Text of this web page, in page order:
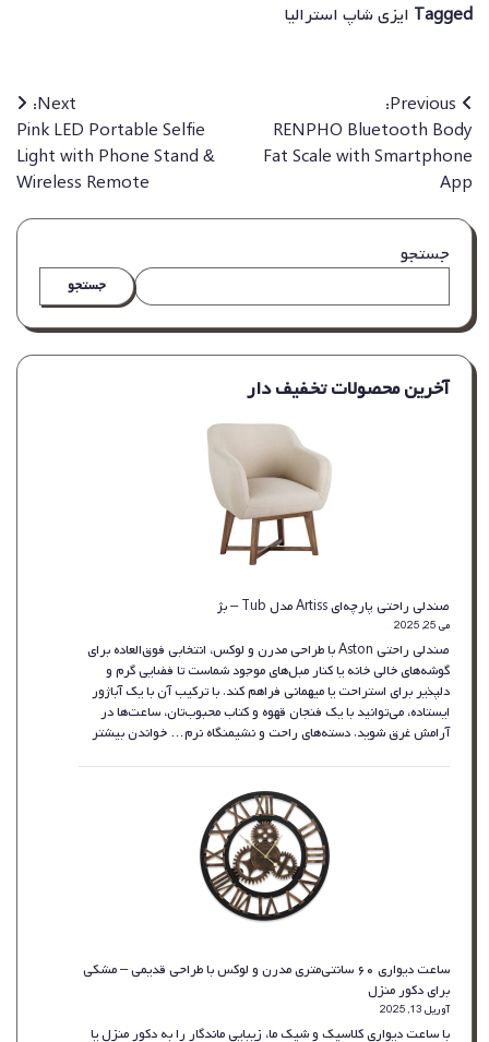
Tagged ایزی شاپ استرالیا
راهبری
نوشته
Previous:
RENPHO Bluetooth Body
Fat Scale with Smartphone
App
Next:
Pink LED Portable Selfie
Light with Phone Stand &
Wireless Remote
جستجو
جستجو
آخرین محصولات تخفیف دار
صندلی راحتی پارچه‌ای Artiss مدل Tub – بژ
می 25, 2025
صندلی راحتی Aston با طراحی مدرن و لوکس، انتخابی فوق‌العاده برای
گوشه‌های خالی خانه یا کنار مبل‌های موجود شماست تا فضایی گرم و
دلپذیر برای استراحت یا میهمانی فراهم کند. با ترکیب آن با یک آباژور
ایستاده، می‌توانید با یک فنجان قهوه و کتاب محبوب‌تان، ساعت‌ها در
آرامش غرق شوید. دسته‌های راحت و نشیمنگاه نرم… خواندن بیشتر
راحتی
ساعت دیواری ۶۰ سانتی‌متری مدرن و لوکس با طراحی قدیمی – مشکی
برای دکور منزل
آوریل 13, 2025
با ساعت دیواری کلاسیک و شیک ما، زیبایی ماندگار را به دکور منزل یا